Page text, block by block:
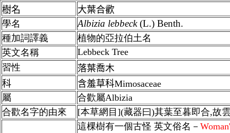
樹名
大葉合歡
學名
Albizia lebbeck(L.) Benth.
種加詞譯義
植物的亞拉伯土名
英文名稱
Lebbeck Tree
習性
落葉喬木
科
含羞草科Mimosaceae
屬
合歡屬Albizia
合歡名字的由來 [本草網目](藏器曰)其葉至暮即合,故
這棵樹有一個古怪 英文俗名－